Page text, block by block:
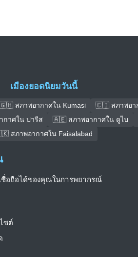
เมืองยอดนิยมวันนี้
🇬🇭 สภาพอากาศใน Kumasi 🇨🇮 สภาพอา
าศใน ปารีส 🇦🇪 สภาพอากาศใน ดูไบ
สภาพอากาศใน Faisalabad
ชื่อถือได้ของคุณในการพยากรณ์
ซต์